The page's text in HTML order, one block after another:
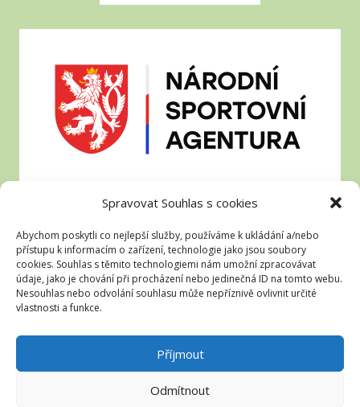
Spravovat Souhlas s cookies
Abychom poskytli co nejlepší služby, používáme k ukládání a/nebo
přístupu k informacím o zařízení, technologie jako jsou soubory
cookies. Souhlas s těmito technologiemi nám umožní zpracovávat
údaje, jako je chování při procházení nebo jedinečná ID na tomto webu.
Nesouhlas nebo odvolání souhlasu může nepříznivě ovlivnit určité
vlastnosti a funkce.
Příjmout
Odmítnout